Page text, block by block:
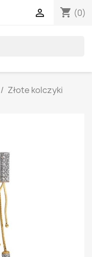
shopping_cart (0)

Złote kolczyki